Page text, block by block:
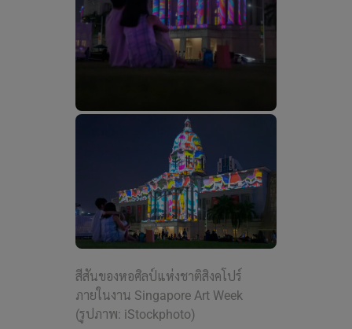
สีสันของหอศิลป์แห่งชาติสิงคโปร์
ภายในงาน Singapore Art Week
(รูปภาพ: iStockphoto)